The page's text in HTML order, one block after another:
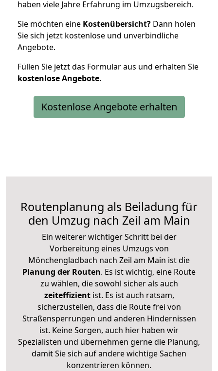
haben viele Jahre Erfahrung im Umzugsbereich.
Sie möchten eine Kostenübersicht? Dann holen
Sie sich jetzt kostenlose und unverbindliche
Angebote.
Füllen Sie jetzt das Formular aus und erhalten Sie
kostenloseAngebote.
Kostenlose Angebote erhalten
Routenplanung als Beiladung für
den Umzug nach Zeil am Main
Ein weiterer wichtiger Schritt bei der
Vorbereitung eines Umzugs von
Mönchengladbach nach Zeil am Main ist die
Planung der Routen. Es ist wichtig, eine Route
zu wählen, die sowohl sicher als auch
zeiteffizientist. Es ist auch ratsam,
sicherzustellen, dass die Route frei von
Straßensperrungen und anderen Hindernissen
ist. Keine Sorgen, auch hier haben wir
Spezialisten und übernehmen gerne die Planung,
damit Sie sich auf andere wichtige Sachen
konzentrieren können.